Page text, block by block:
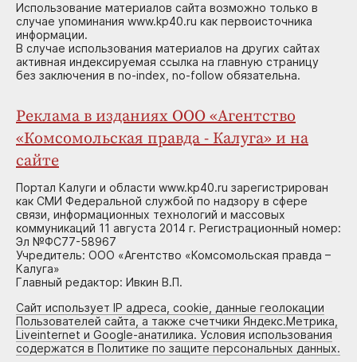
Использование материалов сайта возможно только в
случае упоминания www.kp40.ru как первоисточника
информации.
В случае использования материалов на других сайтах
активная индексируемая ссылка на главную страницу
без заключения в no-index, no-follow обязательна.
Реклама в изданиях ООО «Агентство
«Комсомольская правда - Калуга» и на
сайте
Портал Калуги и области www.kp40.ru зарегистрирован
как СМИ Федеральной службой по надзору в сфере
связи, информационных технологий и массовых
коммуникаций 11 августа 2014 г. Регистрационный номер:
Эл №ФС77-58967
Учредитель: ООО «Агентство «Комсомольская правда –
Калуга»
Главный редактор: Ивкин В.П.
Сайт использует IP адреса, cookie, данные геолокации
Пользователей сайта, а также счетчики Яндекс.Метрика,
Liveinternet и Google-анатилика. Условия использования
содержатся в Политике по защите персональных данных.